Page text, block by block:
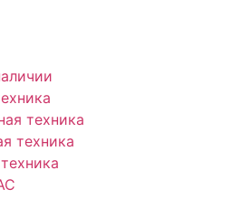
техника
техника